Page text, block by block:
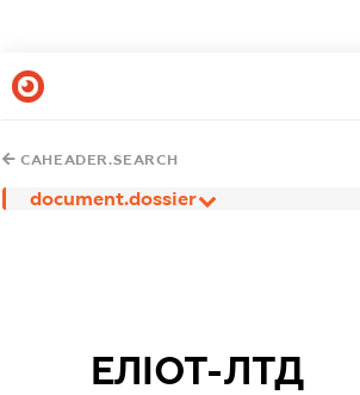
CAHEADER.SEARCH
document.dossier
ЕЛІОТ-ЛТД